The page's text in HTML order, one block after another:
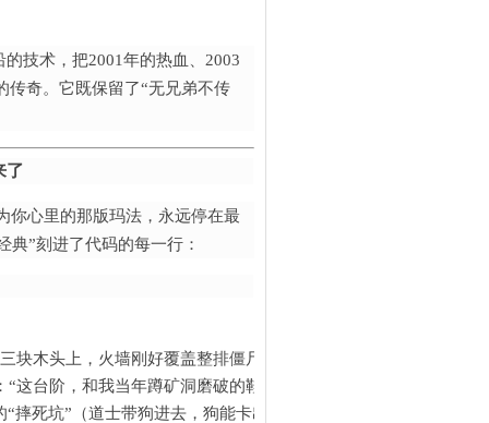
技术，把2001年的热血、2003
传奇。它既保留了“无兄弟不传
了
你心里的那版玛法，永远停在最
典”刻进了代码的每一行：
块木头上，火墙刚好覆盖整排僵尸）；
这台阶，和我当年蹲矿洞磨破的鞋底一个样”）；
摔死坑”（道士带狗进去，狗能卡出来偷BOSS）——这些被老版